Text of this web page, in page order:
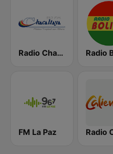
Radio Chacaltaya
FM La Paz